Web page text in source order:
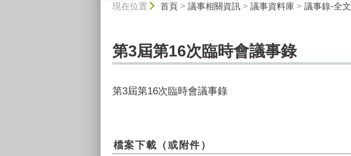
現在位置 首頁> 議事相關資訊> 議事資料庫> 議事錄-全文
第3屆第16次臨時會議事錄
第3屆第16次臨時會議事錄
檔案下載（或附件）